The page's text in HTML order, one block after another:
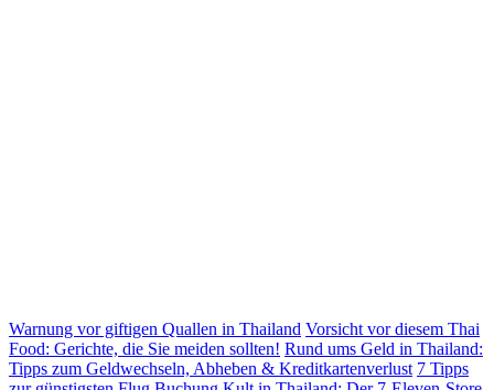
Warnung vor giftigen Quallen in Thailand Vorsicht vor diesem Thai
Food: Gerichte, die Sie meiden sollten! Rund ums Geld in Thailand:
Tipps zum Geldwechseln, Abheben & Kreditkartenverlust 7 Tipps